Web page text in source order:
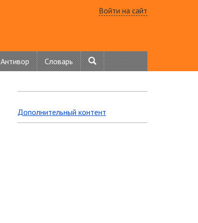
Войти на сайт
Антивор Словарь
Дополнительный контент